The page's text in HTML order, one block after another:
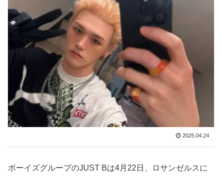
2025.04.24
ボーイズグループのJUST Bは4月22日、ロサンゼルスに